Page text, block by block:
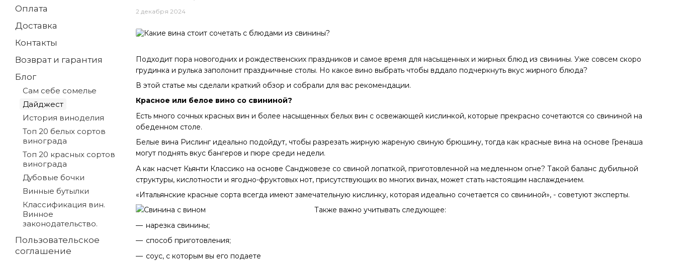
2 декабря 2024
Подходит пора новогодних и рождественских праздников и самое время для насыщенных и жирных блюд из свинины. Уже совсем скоро
грудинка и рулька заполонит праздничные столы. Но какое вино выбрать чтобы вддало подчеркнуть вкус жирного блюда?
В этой статье мы сделали краткий обзор и собрали для вас рекомендации.
Красное или белое вино со свининой?
Есть много сочных красных вин и более насыщенных белых вин с освежающей кислинкой, которые прекрасно сочетаются со свининой на
обеденном столе.
Белые вина Рислинг идеально подойдут, чтобы разрезать жирную жареную свиную брюшину, тогда как красные вина на основе Гренаша
могут поднять вкус бангеров и пюре среди недели.
А как насчет Кьянти Классико на основе Санджовезе со свиной лопаткой, приготовленной на медленном огне? Такой баланс дубильной
структуры, кислотности и ягодно-фруктовых нот, присутствующих во многих винах, может стать настоящим наслаждением.
«Итальянские красные сорта всегда имеют замечательную кислинку, которая идеально сочетается со свининой», - советуют эксперты.
Также важно учитывать следующее:
нарезка свинины;
способ приготовления;
соус, с которым вы его подаете
Оплата
Доставка
Контакты
Возврат и гарантия
Блог
Сам себе сомелье
Дайджест
История виноделия
Топ 20 белых сортов
винограда
Топ 20 красных сортов
винограда
Дубовые бочки
Винные бутылки
Классификация вин.
Винное
законодательство.
Пользовательское
соглашение